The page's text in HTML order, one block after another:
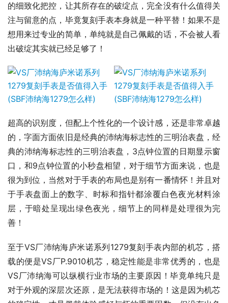
的细致化把控，让其所存在的破绽点，完全没有什么值得关
注与留意的点，毕竟复刻手表本身就是一种平替！如果不是
想用来过专业的简单，单纯就是自己佩戴的话，不会被人看
出破绽其实就已经足够了！
超高的识别度，但配上个性化的一个设计感，还是非常卓越
的，字面方面依旧是经典的沛纳海标志性的三明治表盘，经
典的沛纳海标志性的三明治表盘，3点钟位置的日期显示窗
口，和9点钟位置的小秒盘相望，对于细节方面来说，也是
很为到位，当然对于手表的布局也是别有一番情怀！并且对
于手表盘面上的数字、时标和指针都涂覆白色夜光材料涂
层，于暗处呈现出绿色夜光，细节上的同样是处理很为完
善！
至于VS厂沛纳海庐米诺系列1279复刻手表内部的机芯，搭
载的便是VS厂P.9010机芯，稳定性能是非常优秀的，也是
VS厂沛纳海可以纵横行业市场的主要原因！毕竟单纯只是
对于外观的深层次还原，是无法获得市场的！这是因为机芯